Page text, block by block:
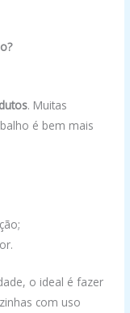
. Muitas
é bem mais
o ideal é fazer
com uso